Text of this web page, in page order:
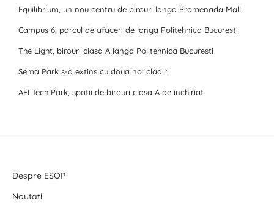
Equilibrium, un nou centru de birouri langa Promenada Mall
Campus 6, parcul de afaceri de langa Politehnica Bucuresti
The Light, birouri clasa A langa Politehnica Bucuresti
Sema Park s-a extins cu doua noi cladiri
AFI Tech Park, spatii de birouri clasa A de inchiriat
Despre ESOP
Noutati